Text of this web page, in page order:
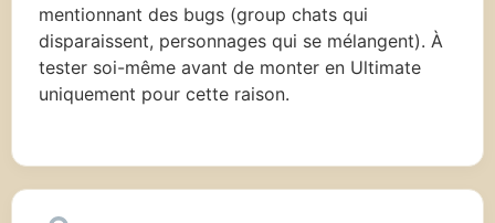
mentionnant des bugs (group chats qui
disparaissent, personnages qui se mélangent). À
tester soi-même avant de monter en Ultimate
uniquement pour cette raison.